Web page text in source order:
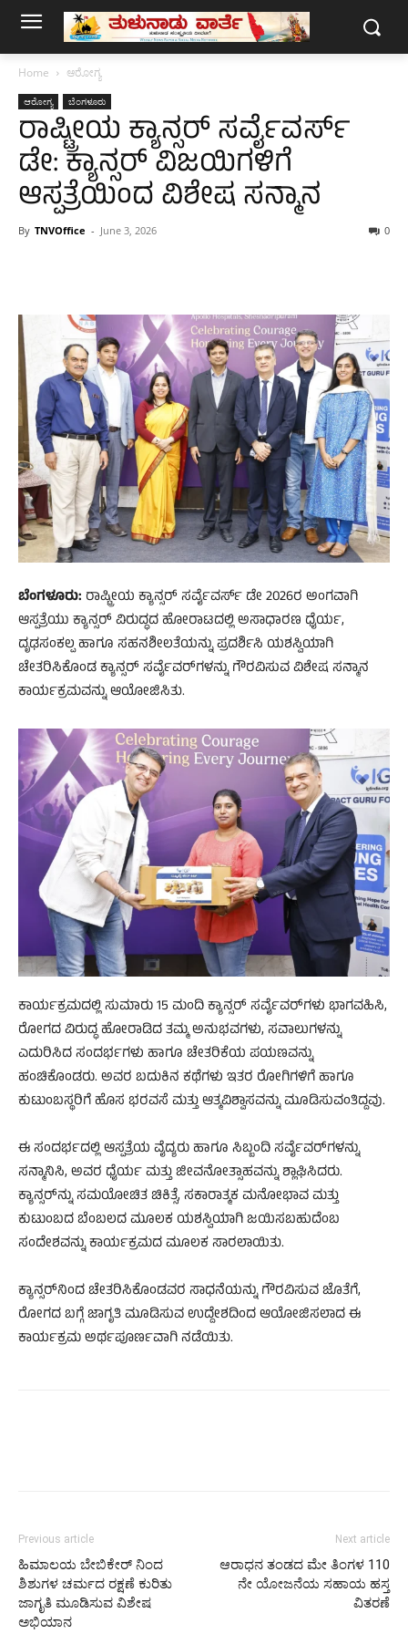
Home ಆರೋಗ್ಯ
ಆರೋಗ್ಯ ಬೆಂಗಳೂರು
ರಾಷ್ಟ್ರೀಯ ಕ್ಯಾನ್ಸರ್ ಸರ್ವೈವರ್ಸ್
ಡೇ: ಕ್ಯಾನ್ಸರ್ ವಿಜಯಿಗಳಿಗೆ
ಆಸ್ಪತ್ರೆಯಿಂದ ವಿಶೇಷ ಸನ್ಮಾನ
By TNVOffice - June 3, 2026 0
ಬೆಂಗಳೂರು: ರಾಷ್ಟ್ರೀಯ ಕ್ಯಾನ್ಸರ್ ಸರ್ವೈವರ್ಸ್ ಡೇ 2026ರ ಅಂಗವಾಗಿ
ಆಸ್ಪತ್ರೆಯು ಕ್ಯಾನ್ಸರ್ ವಿರುದ್ಧದ ಹೋರಾಟದಲ್ಲಿ ಅಸಾಧಾರಣ ಧೈರ್ಯ,
ದೃಢಸಂಕಲ್ಪ ಹಾಗೂ ಸಹನಶೀಲತೆಯನ್ನು ಪ್ರದರ್ಶಿಸಿ ಯಶಸ್ವಿಯಾಗಿ
ಚೇತರಿಸಿಕೊಂಡ ಕ್ಯಾನ್ಸರ್ ಸರ್ವೈವರ್‌ಗಳನ್ನು ಗೌರವಿಸುವ ವಿಶೇಷ ಸನ್ಮಾನ
ಕಾರ್ಯಕ್ರಮವನ್ನು ಆಯೋಜಿಸಿತು.
ಕಾರ್ಯಕ್ರಮದಲ್ಲಿ ಸುಮಾರು 15 ಮಂದಿ ಕ್ಯಾನ್ಸರ್ ಸರ್ವೈವರ್‌ಗಳು ಭಾಗವಹಿಸಿ,
ರೋಗದ ವಿರುದ್ಧ ಹೋರಾಡಿದ ತಮ್ಮ ಅನುಭವಗಳು, ಸವಾಲುಗಳನ್ನು
ಎದುರಿಸಿದ ಸಂದರ್ಭಗಳು ಹಾಗೂ ಚೇತರಿಕೆಯ ಪಯಣವನ್ನು
ಹಂಚಿಕೊಂಡರು. ಅವರ ಬದುಕಿನ ಕಥೆಗಳು ಇತರ ರೋಗಿಗಳಿಗೆ ಹಾಗೂ
ಕುಟುಂಬಸ್ಥರಿಗೆ ಹೊಸ ಭರವಸೆ ಮತ್ತು ಆತ್ಮವಿಶ್ವಾಸವನ್ನು ಮೂಡಿಸುವಂತಿದ್ದವು.
ಈ ಸಂದರ್ಭದಲ್ಲಿ ಆಸ್ಪತ್ರೆಯ ವೈದ್ಯರು ಹಾಗೂ ಸಿಬ್ಬಂದಿ ಸರ್ವೈವರ್‌ಗಳನ್ನು
ಸನ್ಮಾನಿಸಿ, ಅವರ ಧೈರ್ಯ ಮತ್ತು ಜೀವನೋತ್ಸಾಹವನ್ನು ಶ್ಲಾಘಿಸಿದರು.
ಕ್ಯಾನ್ಸರ್‌ನ್ನು ಸಮಯೋಚಿತ ಚಿಕಿತ್ಸೆ, ಸಕಾರಾತ್ಮಕ ಮನೋಭಾವ ಮತ್ತು
ಕುಟುಂಬದ ಬೆಂಬಲದ ಮೂಲಕ ಯಶಸ್ವಿಯಾಗಿ ಜಯಿಸಬಹುದೆಂಬ
ಸಂದೇಶವನ್ನು ಕಾರ್ಯಕ್ರಮದ ಮೂಲಕ ಸಾರಲಾಯಿತು.
ಕ್ಯಾನ್ಸರ್‌ನಿಂದ ಚೇತರಿಸಿಕೊಂಡವರ ಸಾಧನೆಯನ್ನು ಗೌರವಿಸುವ ಜೊತೆಗೆ,
ರೋಗದ ಬಗ್ಗೆ ಜಾಗೃತಿ ಮೂಡಿಸುವ ಉದ್ದೇಶದಿಂದ ಆಯೋಜಿಸಲಾದ ಈ
ಕಾರ್ಯಕ್ರಮ ಅರ್ಥಪೂರ್ಣವಾಗಿ ನಡೆಯಿತು.
Previous article
ಹಿಮಾಲಯ ಬೇಬಿಕೇರ್ ನಿಂದ
ಶಿಶುಗಳ ಚರ್ಮದ ರಕ್ಷಣೆ ಕುರಿತು
ಜಾಗೃತಿ ಮೂಡಿಸುವ ವಿಶೇಷ
ಅಭಿಯಾನ
Next article
ಆರಾಧನ ತಂಡದ ಮೇ ತಿಂಗಳ 110
ನೇ ಯೋಜನೆಯ ಸಹಾಯ ಹಸ್ತ
ವಿತರಣೆ